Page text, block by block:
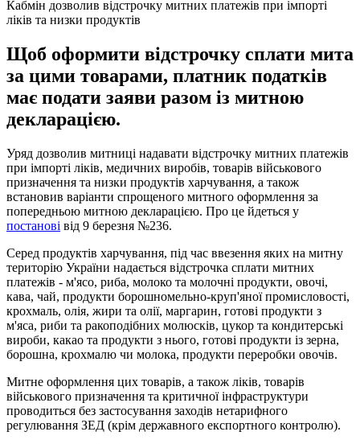
Кабмін дозволив відстрочку митних платежів при імпорті
ліків та низки продуктів
Щоб оформити відстрочку сплати мита
за цими товарами, платник податків
має подати заяви разом із митною
декларацією.
Уряд дозволив митниці надавати відстрочку митних платежів
при імпорті ліків, медичних виробів, товарів військового
призначення та низки продуктів харчування, а також
встановив варіанти спрощеного митного оформлення за
попередньою митною декларацією. Про це йдеться у
постанові від 9 березня №236.
Серед продуктів харчування, під час ввезення яких на митну
територію України надається відстрочка сплати митних
платежів - м'ясо, риба, молоко та молочні продукти, овочі,
кава, чай, продукти борошномельно-круп'яної промисловості,
крохмаль, олія, жири та олії, маргарин, готові продукти з
м'яса, риби та ракоподібних молюсків, цукор та кондитерські
вироби, какао та продукти з нього, готові продукти із зерна,
борошна, крохмалю чи молока, продукти переробки овочів.
Митне оформлення цих товарів, а також ліків, товарів
військового призначення та критичної інфраструктури
проводиться без застосування заходів нетарифного
регулювання ЗЕД (крім державного експортного контролю).